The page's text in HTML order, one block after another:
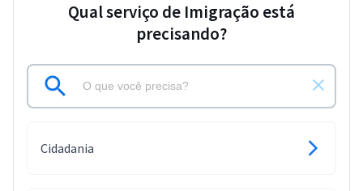
Qual serviço de Imigração está
precisando?
Cidadania